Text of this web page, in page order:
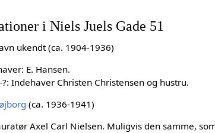
i Niels Juels Gade 51
ukendt (ca. 1904-1936)
E. Hansen.
?: Indehaver Christen Christensen og hustru.
(ca. 1936-1941)
Axel Carl Nielsen. Muligvis den samme,